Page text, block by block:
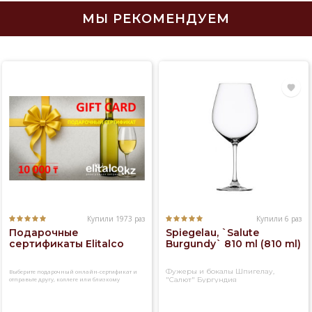
МЫ РЕКОМЕНДУЕМ
Купили 1973 раз
Подарочные
сертификаты Elitalco
Выберите подарочный онлайн-сертификат и
отправьте другу, коллеге или близкому
Купили 6 раз
Spiegelau, `Salute
Burgundy` 810 ml (810 ml)
Фужеры и бокалы Шпигелау,
"Салют" Бургундия